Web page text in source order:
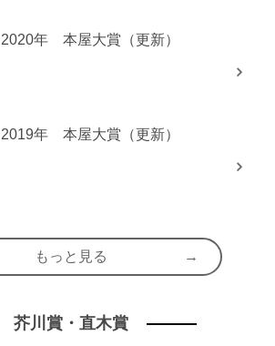
2020年 本屋大賞（更新）
2019年 本屋大賞（更新）
もっと見る
芥川賞・直木賞